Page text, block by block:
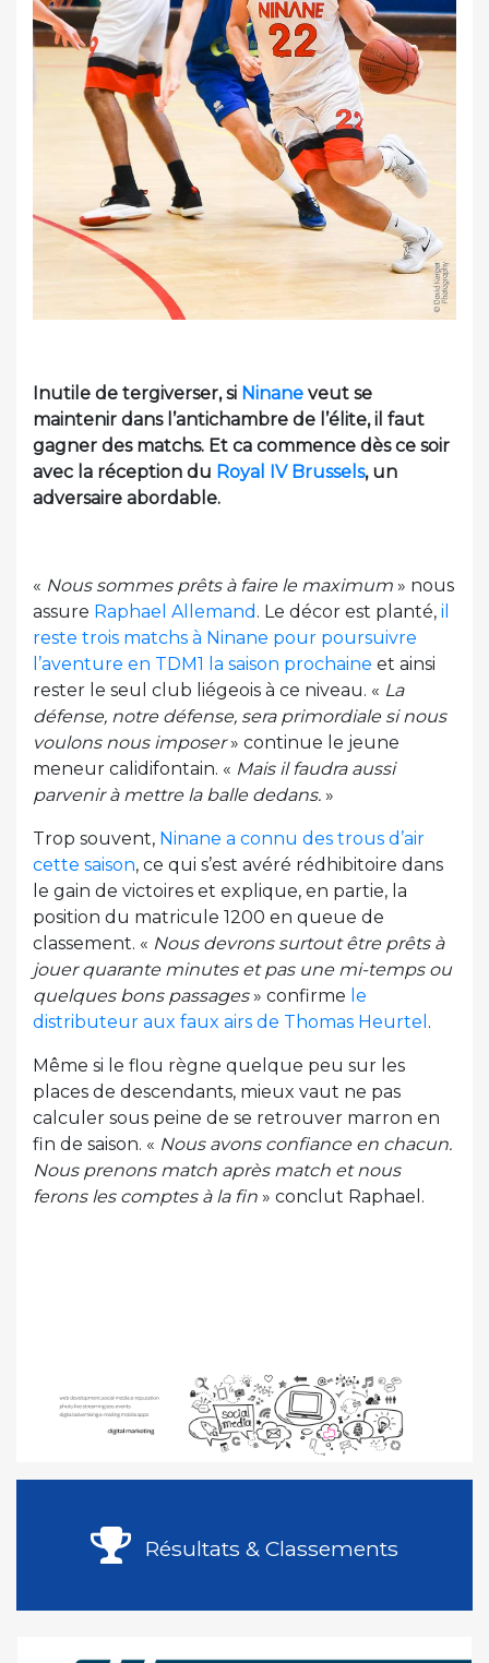
Inutile de tergiverser, si Ninane veut se
maintenir dans l’antichambre de l’élite, il faut
gagner des matchs. Et ca commence dès ce soir
avec la réception du Royal IV Brussels, un
adversaire abordable.
« Nous sommes prêts à faire le maximum » nous
assure Raphael Allemand . Le décor est planté, il
reste trois matchs à Ninane pour poursuivre
l’aventure en TDM1 la saison prochaine et ainsi
rester le seul club liégeois à ce niveau. « La
défense, notre défense, sera primordiale si nous
voulons nous imposer» continue le jeune
meneur calidifontain. « Mais il faudra aussi
parvenir à mettre la balle dedans. »
Trop souvent, Ninane a connu des trous d’air
cette saison, ce qui s’est avéré rédhibitoire dans
le gain de victoires et explique, en partie, la
position du matricule 1200 en queue de
classement. « Nous devrons surtout être prêts à
jouer quarante minutes et pas une mi-temps ou
quelques bons passages» confirme le
distributeur aux faux airs de Thomas Heurtel .
Même si le flou règne quelque peu sur les
places de descendants, mieux vaut ne pas
calculer sous peine de se retrouver marron en
fin de saison. « Nous avons confiance en chacun.
Nous prenons match après match et nous
ferons les comptes à la fin » conclut Raphael.
Résultats & Classements